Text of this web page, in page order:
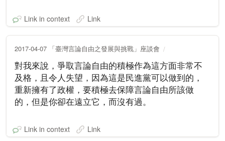
Link in context Link
2017-04-07 「臺灣言論自由之發展與挑戰」座談會
對我來說，爭取言論自由的積極作為這方面非常不
及格，且令人失望，因為這是民進黨可以做到的，
重新擁有了政權，要積極去保障言論自由所該做
的，但是你卻在遠立它，而沒有過。
Link in context Link